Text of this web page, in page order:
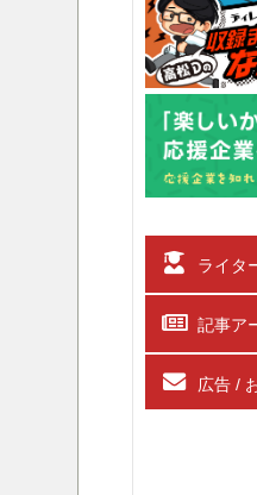
ライタ
記事ア
広告 /